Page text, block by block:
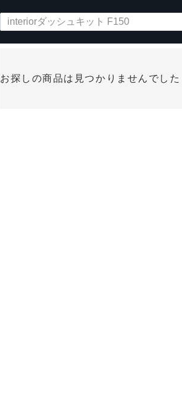
お探しの商品は見つかりませんでした